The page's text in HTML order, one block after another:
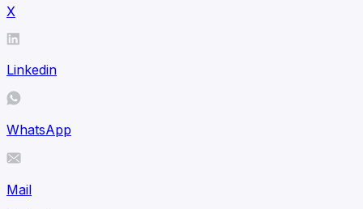
X
Linkedin
WhatsApp
Mail